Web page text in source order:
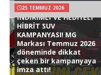
25 TEMMUZ 2026
İNDİRİMLİ VE HEDİYELİ
HİBRİT SUV
KAMPANYASI! MG
Markası Temmuz 2026
döneminde dikkat
çeken bir kampanyaya
imza attı!